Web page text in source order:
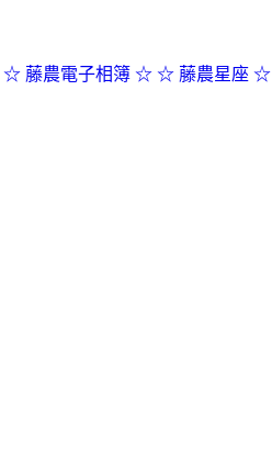
☆ 藤農電子相簿 ☆☆ 藤農星座 ☆